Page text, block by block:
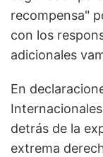
recompensa"
con los
adicionales
En
detrás de la
extrema